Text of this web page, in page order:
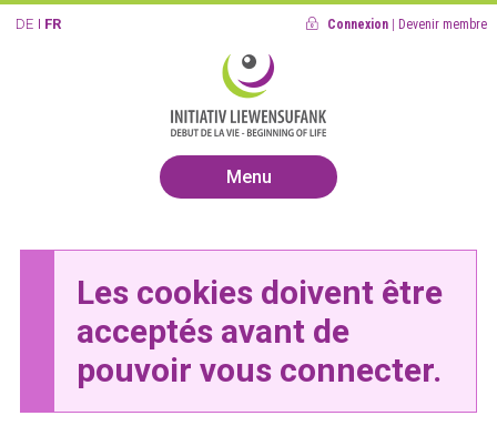
DE FR Connexion Devenir membre
Menu
Les cookies doivent être
acceptés avant de
pouvoir vous connecter.